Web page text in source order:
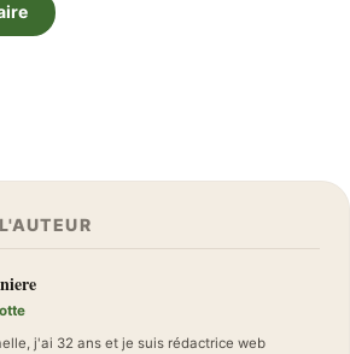
j'ai 32 ans et je suis rédactrice web